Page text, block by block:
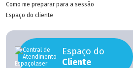
Como me preparar para a sessão
Espaço do cliente
Espaço do
Cliente